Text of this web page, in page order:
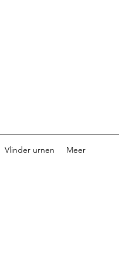
Vlinder urnen Meer